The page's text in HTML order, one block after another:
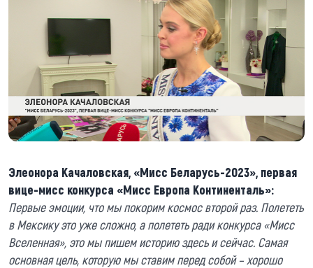
Элеонора Качаловская, «Мисс Беларусь-2023», первая
вице-мисс конкурса «Мисс Европа Континенталь»:
Первые эмоции, что мы покорим космос второй раз. Полететь
в Мексику это уже сложно, а полететь ради конкурса «Мисс
Вселенная», это мы пишем историю здесь и сейчас. Самая
основная цель, которую мы ставим перед собой – хорошо